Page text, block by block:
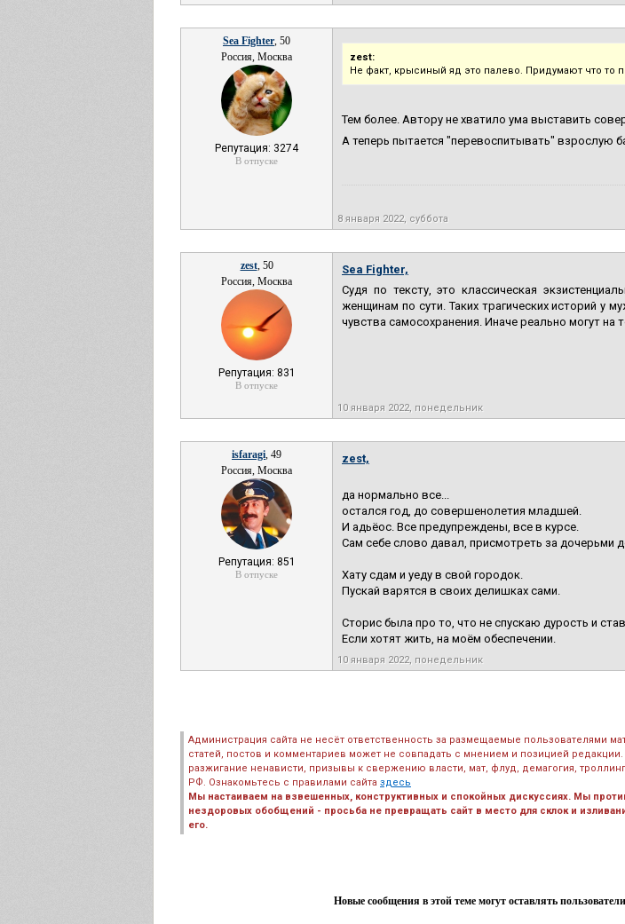
Sea Fighter, 50
Россия, Москва
Репутация: 3274
В отпуске
zest:
Не факт, крысиный яд это палево. Придумают что то
Тем более. Автору не хватило ума выставить
А теперь пытается "перевоспитывать" взрослую
8 января 2022, суббота
zest, 50
Россия, Москва
Репутация: 831
В отпуске
Sea Fighter,
Судя по тексту, это классическая
женщинам по сути. Таких трагических историй у
чувства самосохранения. Иначе реально могут на
10 января 2022, понедельник
isfaragi, 49
Россия, Москва
Репутация: 851
В отпуске
zest,
да нормально все...
остался год, до совершенолетия младшей.
И адьёос. Все предупреждены, все в курсе.
Сам себе слово давал, присмотреть за дочерьми
Хату сдам и уеду в свой городок.
Пускай варятся в своих делишках сами.
Сторис была про то, что не спускаю дурость и
Если хотят жить, на моём обеспечении.
10 января 2022, понедельник
Администрация сайта не несёт ответственность за размещаемые пользователями
статей, постов и комментариев может не совпадать с мнением и позицией
разжигание ненависти, призывы к свержению власти, мат, флуд, демагогия,
РФ. Ознакомьтесь с правилами сайта здесь
Мы настаиваем на взвешенных, конструктивных и спокойных дискуссиях. Мы
нездоровых обобщений - просьба не превращать сайт в место для склок и
его.
Новые сообщения в этой теме могут оставлять